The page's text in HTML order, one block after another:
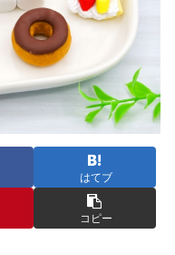
はてブ
コピー